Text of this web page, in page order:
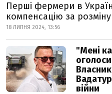
Перші фермери в
компенсацію за
18 ЛИПНЯ 2024, 13:56
"Мені
війни